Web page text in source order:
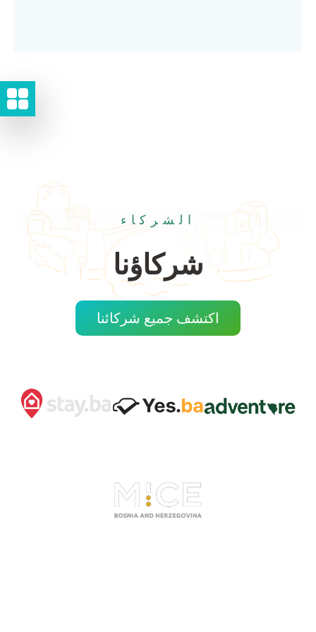
الشركاء
شركاؤنا
اكتشف جميع شركائنا